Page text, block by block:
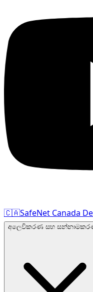
🇨🇦SafeNet Canada
අලෙවිකරණ සහ